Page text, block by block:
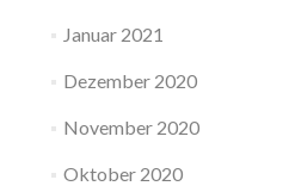
Januar 2021
Dezember 2020
November 2020
Oktober 2020